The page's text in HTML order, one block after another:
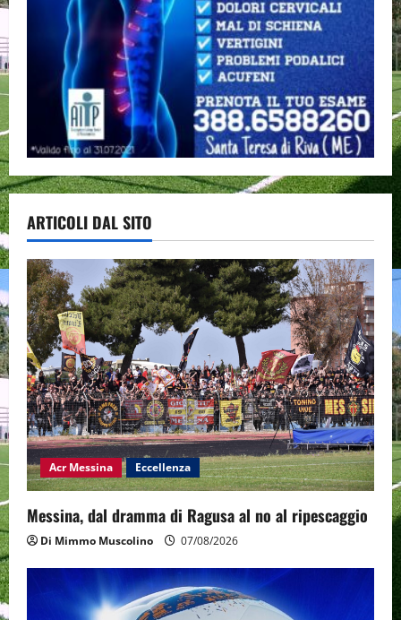
ARTICOLI DAL SITO
Acr Messina Eccellenza
Messina, dal dramma di Ragusa al no al ripescaggio
Di Mimmo Muscolino 07/08/2026